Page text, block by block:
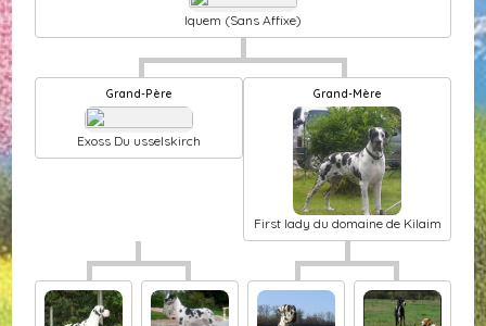
Iquem (Sans Affixe)
Grand-Père
Exoss Du usselskirch
Grand-Mère
First lady du domaine de Kilaim